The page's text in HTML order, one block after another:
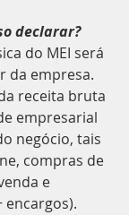
declarar?
do MEI será
da empresa.
receita bruta
empresarial
negócio, tais
compras de
e
encargos).